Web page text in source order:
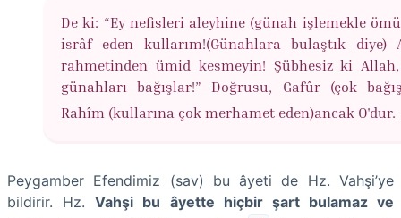
De ki: “Ey nefisleri aleyhine (günah işlemekle
isrâf eden kullarım!(Günahlara bulaştık diye)
rahmetinden ümid kesmeyin! Şübhesiz ki
günahları bağışlar!” Doğrusu, Gafûr (çok
Rahîm (kullarına çok merhamet eden)ancak O'dur.
Peygamber Efendimiz (sav) bu âyeti de Hz. Vahşi’ye
bildirir. Hz.Vahşi bu âyette hiçbir şart bulamaz ve